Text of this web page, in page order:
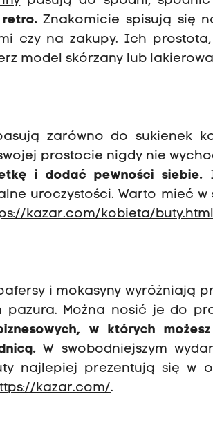
retro.Znakomicie spisują się
czy na zakupy. Ich
model skórzany lub
zarówno do sukienek
prostocie nigdy nie
i dodać pewności siebie.
uroczystości. Warto mieć w
kazar.com/kobieta/
i mokasyny wyróżniają
pazura. Można nosić je do
w których
W swobodniejszym
najlepiej prezentują się w
kazar.com/.